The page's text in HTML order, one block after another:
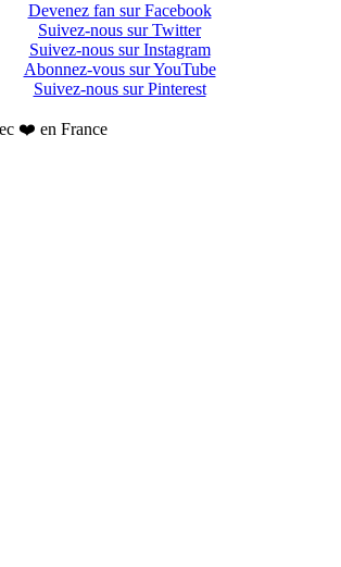
Devenez fan sur Facebook
Suivez-nous sur Twitter
Suivez-nous sur Instagram
Abonnez-vous sur YouTube
Suivez-nous sur Pinterest
❤️ en France